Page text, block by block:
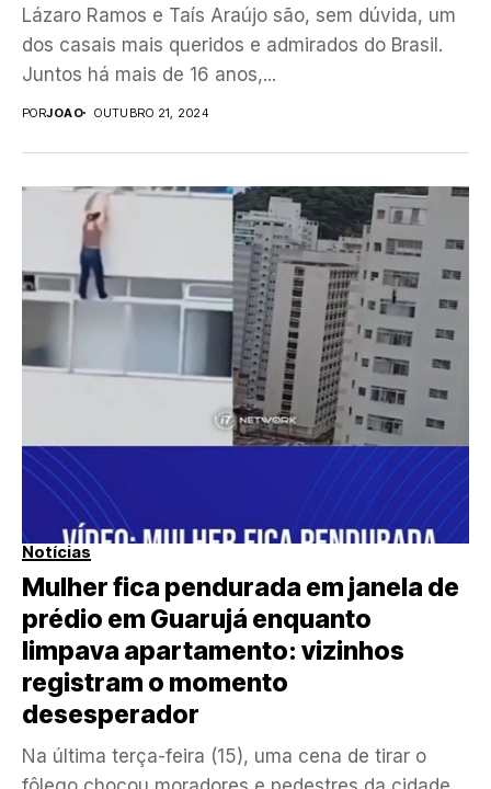
Lázaro Ramos e Taís Araújo são, sem dúvida, um
dos casais mais queridos e admirados do Brasil.
Juntos há mais de 16 anos,...
PORJOAO OUTUBRO 21, 2024
Notícias
Mulher fica pendurada em janela de
prédio em Guarujá enquanto
limpava apartamento: vizinhos
registram o momento
desesperador
Na última terça-feira (15), uma cena de tirar o